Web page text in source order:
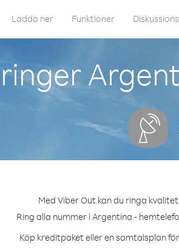
Ladda ner Funktioner
Med Viber Out kan du ringa
Ring alla nummer i Argentina -
Köp kreditpaket eller en samtalsplan